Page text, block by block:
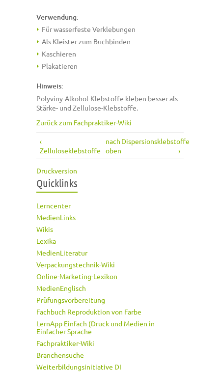
Verwendung:
Für wasserfeste Verklebungen
Als Kleister zum Buchbinden
Kaschieren
Plakatieren
Hinweis:
Polyviny-Alkohol-Klebstoffe kleben besser als
Stärke- und Zellulose-Klebstoffe.
Zurück zum Fachpraktiker-Wiki
‹
Zelluloseklebstoffe
nach
oben
Dispersionsklebstoffe
›
Druckversion
Quicklinks
Lerncenter
MedienLinks
Wikis
Lexika
MedienLiteratur
Verpackungstechnik-Wiki
Online-Marketing-Lexikon
MedienEnglisch
Prüfungsvorbereitung
Fachbuch Reproduktion von Farbe
LernApp Einfach (Druck und Medien in
Einfacher Sprache
Fachpraktiker-Wiki
Branchensuche
Weiterbildungsinitiative DI